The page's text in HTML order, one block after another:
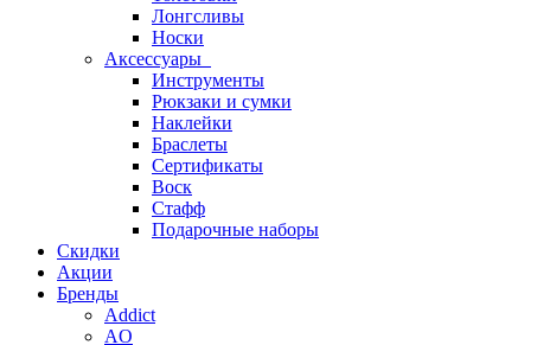
Лонгсливы
Носки
Аксессуары
Инструменты
Рюкзаки и сумки
Наклейки
Браслеты
Сертификаты
Воск
Стафф
Подарочные наборы
Скидки
Акции
Бренды
Addict
AO